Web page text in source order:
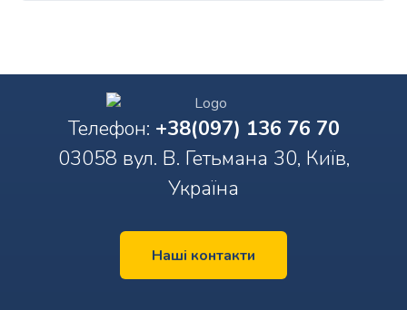
Телефон: +38(097) 136 76 70
03058 вул. В. Гетьмана 30, Київ,
Україна
Наші контакти